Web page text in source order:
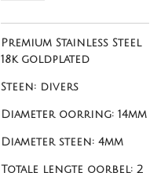
Premium Stainless Steel
18k goldplated
Steen: divers
Diameter oorring: 14mm
Diameter steen: 4mm
Totale lengte oorbel: 2